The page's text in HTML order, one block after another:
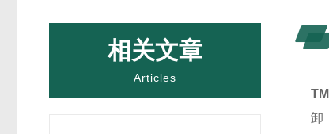
相关文章
Articles
卸